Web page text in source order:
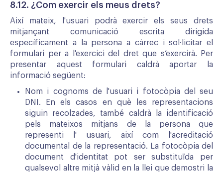
8.12. ¿Com exercir els meus drets?
Així mateix, l'usuari podrà exercir els seus drets
mitjançant comunicació escrita dirigida
específicament a la persona a càrrec i sol·licitar el
formulari per a l'exercici del dret que s’exercirà. Per
presentar aquest formulari caldrà aportar la
informació següent:
Nom i cognoms de l'usuari i fotocòpia del seu
DNI. En els casos en què les representacions
siguin recolzades, també caldrà la identificació
pels mateixos mitjans de la persona que
representi l' usuari, així com l'acreditació
documental de la representació. La fotocòpia del
document d'identitat pot ser substituïda per
qualsevol altre mitjà vàlid en la llei que demostri la